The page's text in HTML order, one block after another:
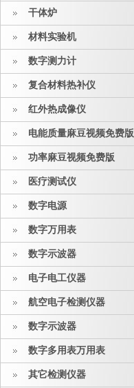
干体炉
材料实验机
数字测力计
复合材料热补仪
红外热成像仪
电能质量麻豆视频免费版
功率麻豆视频免费版
医疗测试仪
数字电源
数字万用表
数字示波器
电子电工仪器
航空电子检测仪器
数字示波器
数字多用表万用表
其它检测仪器